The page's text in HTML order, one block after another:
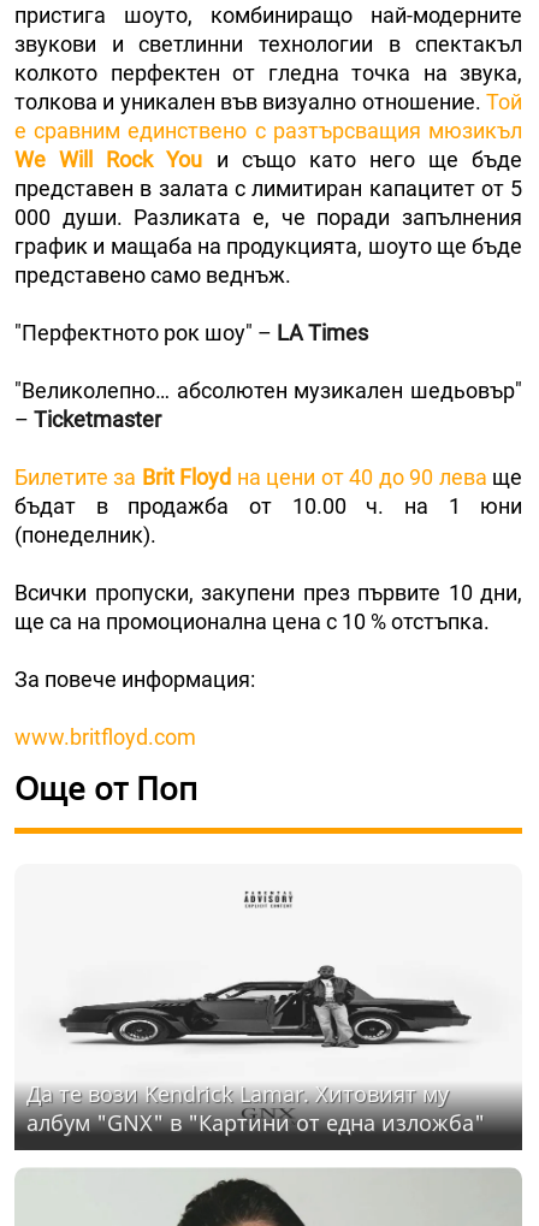
пристига шоуто, комбиниращо най-модерните
звукови и светлинни технологии в спектакъл
колкото перфектен от гледна точка на звука,
толкова и уникален във визуално отношение.Той
е сравним единствено с разтърсващия мюзикъл
We Will Rock You и също като него ще бъде
представен в залата с лимитиран капацитет от 5
000 души. Разликата е, че поради запълнения
график и мащаба на продукцията, шоуто ще бъде
представено само веднъж.
"Перфектното рок шоу" – LA Times
"Великолепно… абсолютен музикален шедьовър"
– Ticketmaster
Билетите за Brit Floyd на цени от 40 до 90 лева ще
бъдат в продажба от 10.00 ч. на 1 юни
(понеделник).
Всички пропуски, закупени през първите 10 дни,
ще са на промоционална цена с 10 % отстъпка.
За повече информация:
www.britfloyd.com
Още от Поп
Да те вози Kendrick Lamar. Хитовият му
албум "GNX" в "Картини от една изложба"